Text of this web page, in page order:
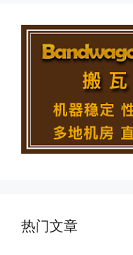
热门文章